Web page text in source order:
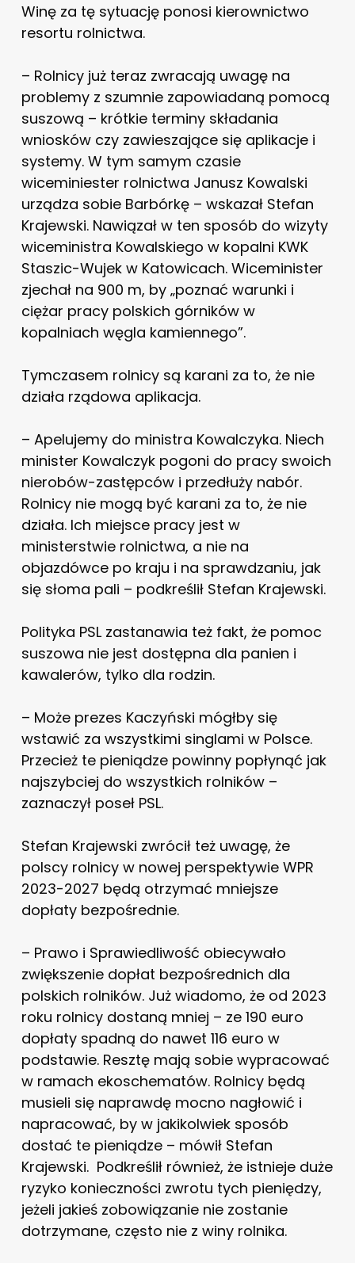
Winę za tę sytuację ponosi kierownictwo
resortu rolnictwa.
– Rolnicy już teraz zwracają uwagę na
problemy z szumnie zapowiadaną pomocą
suszową – krótkie terminy składania
wniosków czy zawieszające się aplikacje i
systemy. W tym samym czasie
wiceminiester rolnictwa Janusz Kowalski
urządza sobie Barbórkę – wskazał Stefan
Krajewski. Nawiązał w ten sposób do wizyty
wiceministra Kowalskiego w kopalni KWK
Staszic-Wujek w Katowicach. Wiceminister
zjechał na 900 m, by „poznać warunki i
ciężar pracy polskich górników w
kopalniach węgla kamiennego”.
Tymczasem rolnicy są karani za to, że nie
działa rządowa aplikacja.
– Apelujemy do ministra Kowalczyka. Niech
minister Kowalczyk pogoni do pracy swoich
nierobów-zastępców i przedłuży nabór.
Rolnicy nie mogą być karani za to, że nie
działa. Ich miejsce pracy jest w
ministerstwie rolnictwa, a nie na
objazdówce po kraju i na sprawdzaniu, jak
się słoma pali – podkreślił Stefan Krajewski.
Polityka PSL zastanawia też fakt, że pomoc
suszowa nie jest dostępna dla panien i
kawalerów, tylko dla rodzin.
– Może prezes Kaczyński mógłby się
wstawić za wszystkimi singlami w Polsce.
Przecież te pieniądze powinny popłynąć jak
najszybciej do wszystkich rolników –
zaznaczył poseł PSL.
Stefan Krajewski zwrócił też uwagę, że
polscy rolnicy w nowej perspektywie WPR
2023-2027 będą otrzymać mniejsze
dopłaty bezpośrednie.
– Prawo i Sprawiedliwość obiecywało
zwiększenie dopłat bezpośrednich dla
polskich rolników. Już wiadomo, że od 2023
roku rolnicy dostaną mniej – ze 190 euro
dopłaty spadną do nawet 116 euro w
podstawie. Resztę mają sobie wypracować
w ramach ekoschematów. Rolnicy będą
musieli się naprawdę mocno nagłowić i
napracować, by w jakikolwiek sposób
dostać te pieniądze – mówił Stefan
Krajewski. Podkreślił również, że istnieje duże
ryzyko konieczności zwrotu tych pieniędzy,
jeżeli jakieś zobowiązanie nie zostanie
dotrzymane, często nie z winy rolnika.